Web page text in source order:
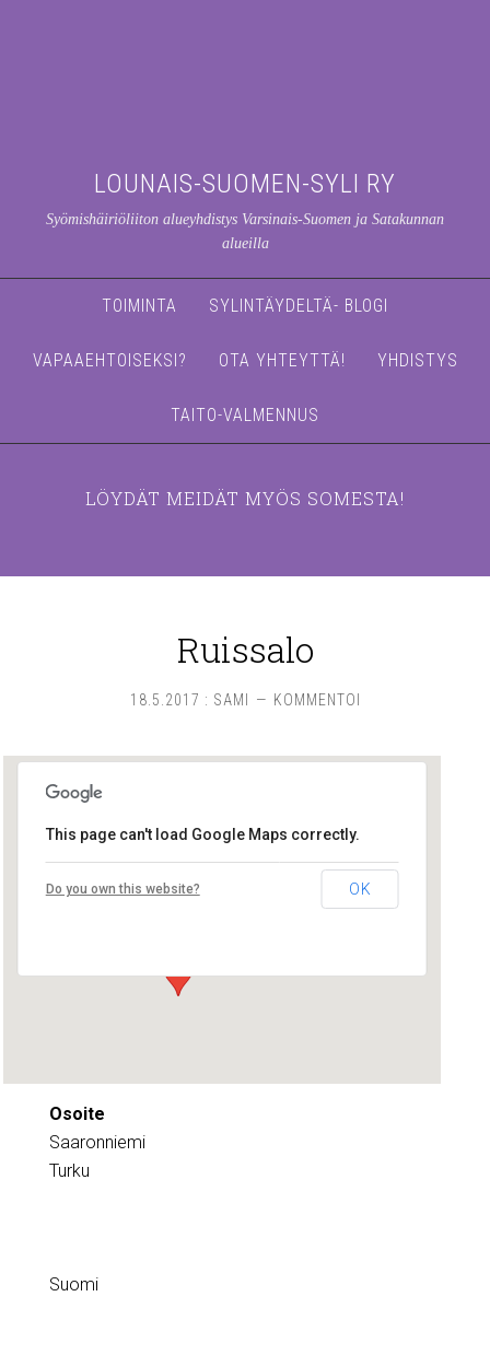
LOUNAIS-SUOMEN-SYLI RY
Syömishäiriöliiton alueyhdistys Varsinais-Suomen ja Satakunnan
alueilla
TOIMINTA SYLINTÄYDELTÄ- BLOGI
VAPAAEHTOISEKSI? OTA YHTEYTTÄ! YHDISTYS
TAITO-VALMENNUS
LÖYDÄT MEIDÄT MYÖS SOMESTA!
Ruissalo
18.5.2017 : SAMI KOMMENTOI
Ruissalo
Saaronniemi - Turku
This page can't load Google Maps correctly.
Do you own this website? OK
Osoite
Saaronniemi
Turku
Suomi